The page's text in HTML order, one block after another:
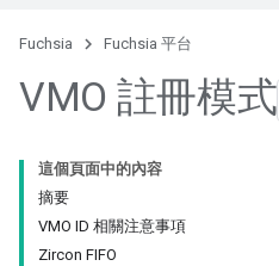
Fuchsia Fuchsia 平台
VMO 註冊模式
這個頁面中的內容
摘要
VMO ID 相關注意事項
Zircon FIFO